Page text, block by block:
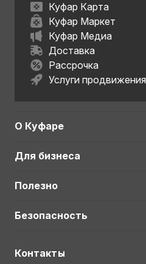
Куфар Карта
Куфар Маркет
Куфар Медиа
Доставка
Рассрочка
Услуги продвижения
О Куфаре
Для бизнеса
Полезно
Безопасность
Контакты